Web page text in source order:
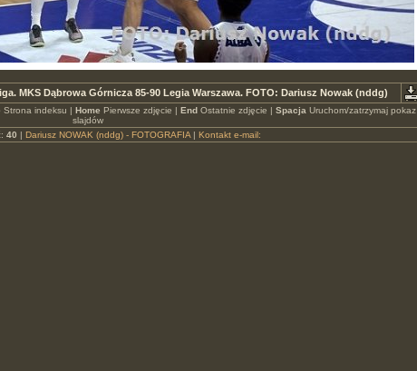
MKS Dąbrowa Górnicza 85-90 Legia Warszawa. FOTO: Dariusz Nowak (nddg)
Strona indeksu | Home Pierwsze zdjęcie | EndOstatnie zdjęcie | Spacja Uruchom/zatrzymaj pokaz
slajdów
40 | Dariusz NOWAK (nddg) - FOTOGRAFIA| Kontakt e-mail: